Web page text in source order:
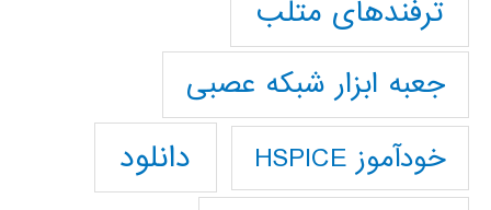
ترفندهای متلب
جعبه ابزار شبکه عصبی
خودآموز HSPICE دانلود